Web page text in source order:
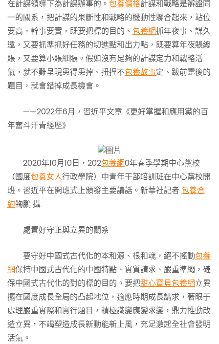
在計謀領導下為計謀辦事的。 包養價格計謀和戰略是辯證同
一的關系，把計謀的果斷性和戰略的機動性聯合起來，站位
要高，幹事要實，既要把標的目的、 包養網抓年夜事、謀久
遠，又要抓準抓好任務的切進點和出力點，既要算年夜賬總
賬，又要算小賬細賬。假如沒有足夠的計謀定力和戰略活
氣，就不難呈現患得患掉、扭捏不包養故事定、跋前疐後的
題目，就會錯掉成長機會。
——2022年6月，習近平文章《更好掌握和應用黨的百
年奮斗汗青經歷》
2020年10月10日，202包養網0年春季學期中心黨校
（國度包養女人行政學院）中青年干部培訓班在中心黨校開
班。習近平在開班式上頒發主要講話。新華社記者 包養合
約鞠鵬 攝
處置好守正與立異的關系
要守好中國式古代化的本和源、根和魂，絕不搖動包養
網保持中國式古代化的中國特點、實質請求、嚴重準繩，確
保中國式古代化的對的標的目的。要把甜心寶貝包養網立異
擺在國度成長全局的凸起地位，適應時期成長請求，著眼于
處理嚴重實際和實行題目，積極識變應變求變，鼎力推動改
造立異，不竭塑造成長新動能新上風，充足激起全社會發明
活氣。